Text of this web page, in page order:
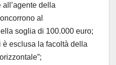
all’agente della
al
soglia di 100.000 euro;
è esclusa la facoltà della